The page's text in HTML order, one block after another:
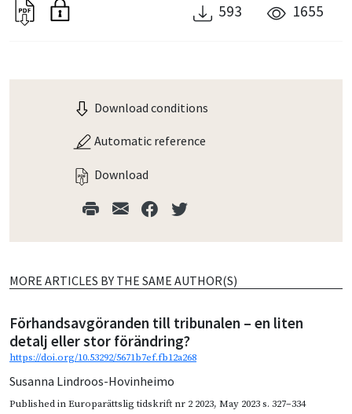
593 1655
Download conditions
Automatic reference
Download
MORE ARTICLES BY THE SAME AUTHOR(S)
Förhandsavgöranden till tribunalen – en liten
detalj eller stor förändring?
https://doi.org/10.53292/5671b7ef.fb12a268
Susanna Lindroos-Hovinheimo
Published inEuroparättslig tidskrift nr 2 2023, May 2023s. 327–334